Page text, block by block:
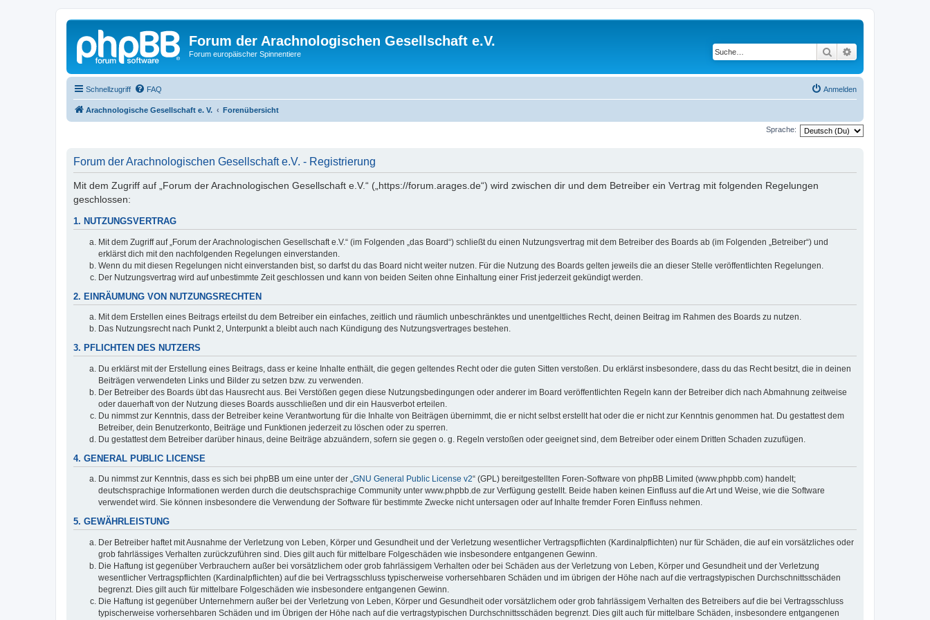
Forum der Arachnologischen Gesellschaft e.V.
Forum europäischer Spinnentiere Suche
Schnellzugriff FAQ Anmelden
Arachnologische Gesellschaft e. V. Forenübersicht
Sprache:
Forum der Arachnologischen Gesellschaft e.V. - Registrierung
Mit dem Zugriff auf „Forum der Arachnologischen Gesellschaft e.V.“ („https://forum.arages.de“) wird zwischen dir und dem Betreiber ein Vertrag mit folgenden Regelungen
geschlossen:
1. NUTZUNGSVERTRAG
Mit dem Zugriff auf „Forum der Arachnologischen Gesellschaft e.V.“ (im Folgenden „das Board“) schließt du einen Nutzungsvertrag mit dem Betreiber des Boards ab (im Folgenden „Betreiber“) und
erklärst dich mit den nachfolgenden Regelungen einverstanden.
Wenn du mit diesen Regelungen nicht einverstanden bist, so darfst du das Board nicht weiter nutzen. Für die Nutzung des Boards gelten jeweils die an dieser Stelle veröffentlichten Regelungen.
Der Nutzungsvertrag wird auf unbestimmte Zeit geschlossen und kann von beiden Seiten ohne Einhaltung einer Frist jederzeit gekündigt werden.
2. EINRÄUMUNG VON NUTZUNGSRECHTEN
Mit dem Erstellen eines Beitrags erteilst du dem Betreiber ein einfaches, zeitlich und räumlich unbeschränktes und unentgeltliches Recht, deinen Beitrag im Rahmen des Boards zu nutzen.
Das Nutzungsrecht nach Punkt 2, Unterpunkt a bleibt auch nach Kündigung des Nutzungsvertrages bestehen.
3. PFLICHTEN DES NUTZERS
Du erklärst mit der Erstellung eines Beitrags, dass er keine Inhalte enthält, die gegen geltendes Recht oder die guten Sitten verstoßen. Du erklärst insbesondere, dass du das Recht besitzt, die in deinen
Beiträgen verwendeten Links und Bilder zu setzen bzw. zu verwenden.
Der Betreiber des Boards übt das Hausrecht aus. Bei Verstößen gegen diese Nutzungsbedingungen oder anderer im Board veröffentlichten Regeln kann der Betreiber dich nach Abmahnung zeitweise
oder dauerhaft von der Nutzung dieses Boards ausschließen und dir ein Hausverbot erteilen.
Du nimmst zur Kenntnis, dass der Betreiber keine Verantwortung für die Inhalte von Beiträgen übernimmt, die er nicht selbst erstellt hat oder die er nicht zur Kenntnis genommen hat. Du gestattest dem
Betreiber, dein Benutzerkonto, Beiträge und Funktionen jederzeit zu löschen oder zu sperren.
Du gestattest dem Betreiber darüber hinaus, deine Beiträge abzuändern, sofern sie gegen o. g. Regeln verstoßen oder geeignet sind, dem Betreiber oder einem Dritten Schaden zuzufügen.
4. GENERAL PUBLIC LICENSE
Du nimmst zur Kenntnis, dass es sich bei phpBB um eine unter der „GNU General Public License v2“ (GPL) bereitgestellten Foren-Software von phpBB Limited (www.phpbb.com) handelt;
deutschsprachige Informationen werden durch die deutschsprachige Community unter www.phpbb.de zur Verfügung gestellt. Beide haben keinen Einfluss auf die Art und Weise, wie die Software
verwendet wird. Sie können insbesondere die Verwendung der Software für bestimmte Zwecke nicht untersagen oder auf Inhalte fremder Foren Einfluss nehmen.
5. GEWÄHRLEISTUNG
Der Betreiber haftet mit Ausnahme der Verletzung von Leben, Körper und Gesundheit und der Verletzung wesentlicher Vertragspflichten (Kardinalpflichten) nur für Schäden, die auf ein vorsätzliches oder
grob fahrlässiges Verhalten zurückzuführen sind. Dies gilt auch für mittelbare Folgeschäden wie insbesondere entgangenen Gewinn.
Die Haftung ist gegenüber Verbrauchern außer bei vorsätzlichem oder grob fahrlässigem Verhalten oder bei Schäden aus der Verletzung von Leben, Körper und Gesundheit und der Verletzung
wesentlicher Vertragspflichten (Kardinalpflichten) auf die bei Vertragsschluss typischerweise vorhersehbaren Schäden und im übrigen der Höhe nach auf die vertragstypischen Durchschnittsschäden
begrenzt. Dies gilt auch für mittelbare Folgeschäden wie insbesondere entgangenen Gewinn.
Die Haftung ist gegenüber Unternehmern außer bei der Verletzung von Leben, Körper und Gesundheit oder vorsätzlichem oder grob fahrlässigem Verhalten des Betreibers auf die bei Vertragsschluss
typischerweise vorhersehbaren Schäden und im Übrigen der Höhe nach auf die vertragstypischen Durchschnittsschäden begrenzt. Dies gilt auch für mittelbare Schäden, insbesondere entgangenen